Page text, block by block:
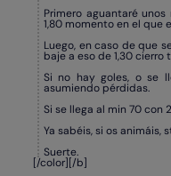
Primero aguantaré
1,80 momento en el que
Luego, en caso de que
baje a eso de 1,30
Si no hay goles, o se
asumiendo pérdidas.
Si se llega al min 70 con
Ya sabéis, si os animáis,
Suerte.
[/color][/b]